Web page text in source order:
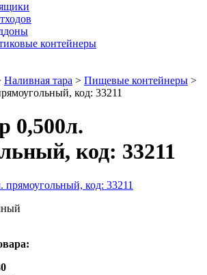
контейнеры
Наливная тара > Пищевые контейнеры >
код: 33211
0,500л.
код: 33211